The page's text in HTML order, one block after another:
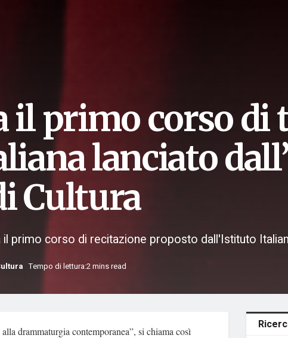
il primo corso di
lanciato
Cultura
primo corso di recitazione proposto dall'Istituto
Tempo di lettura:2 mins read
drammaturgia contemporanea”, si chiama così